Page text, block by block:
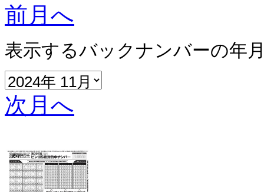
前月へ
表示するバックナンバーの年
次月へ